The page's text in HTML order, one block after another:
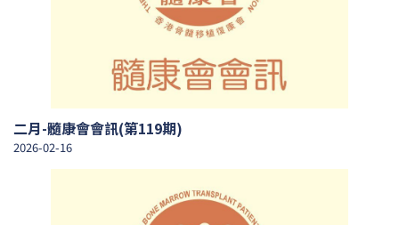
二月-髓康會會訊(第119期)
2026-02-16